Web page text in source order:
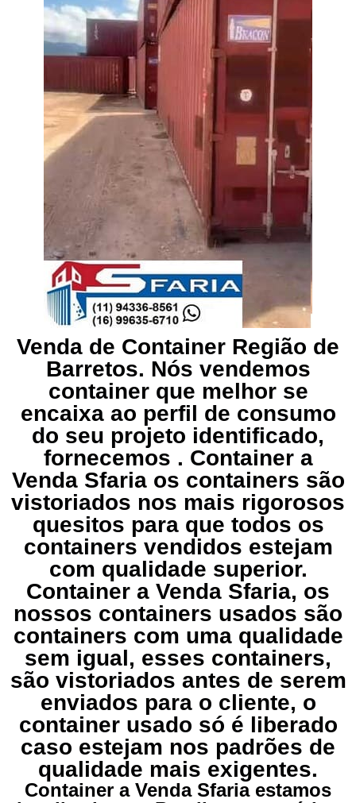
Venda de Container Região de
Barretos. Nós vendemos
container que melhor se
encaixa ao perfil de consumo
do seu projeto identificado,
fornecemos . Container a
Venda Sfaria os containers são
vistoriados nos mais rigorosos
quesitos para que todos os
containers vendidos estejam
com qualidade superior.
Container a Venda Sfaria, os
nossos containers usados são
containers com uma qualidade
sem igual, esses containers,
são vistoriados antes de serem
enviados para o cliente, o
container usado só é liberado
caso estejam nos padrões de
qualidade mais exigentes.
Container a Venda Sfaria estamos